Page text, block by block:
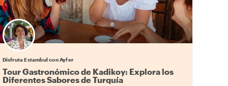
Disfruta Estambul con Ayfer
Tour Gastronómico de Kadikoy: Explora los
Diferentes Sabores de Turquía